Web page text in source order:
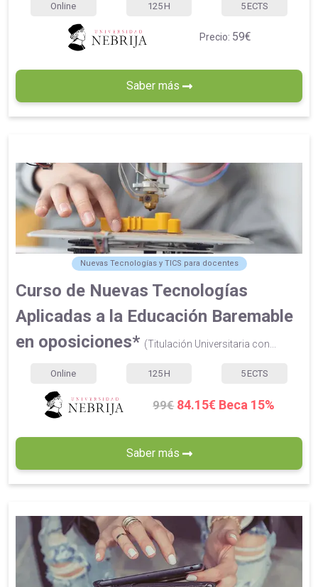
Online 125 H 5 ECTS
Precio: 59€
Saber más
Nuevas Tecnologías y TICS para docentes
Curso de Nuevas Tecnologías
Aplicadas a la Educación Baremable
en oposiciones* (Titulación Universitaria con...
Online 125 H 5 ECTS
99€ 84.15€ Beca 15%
Saber más